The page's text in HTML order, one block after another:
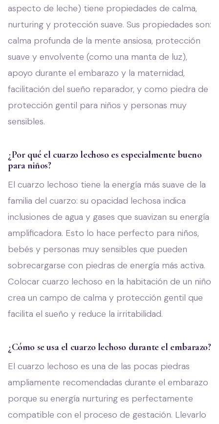
aspecto de leche) tiene propiedades de calma,
nurturing y protección suave. Sus propiedades son:
calma profunda de la mente ansiosa, protección
suave y envolvente (como una manta de luz),
apoyo durante el embarazo y la maternidad,
facilitación del sueño reparador, y como piedra de
protección gentil para niños y personas muy
sensibles.
¿Por qué el cuarzo lechoso es especialmente bueno
para niños?
El cuarzo lechoso tiene la energía más suave de la
familia del cuarzo: su opacidad lechosa indica
inclusiones de agua y gases que suavizan su energía
amplificadora. Esto lo hace perfecto para niños,
bebés y personas muy sensibles que pueden
sobrecargarse con piedras de energía más activa.
Colocar cuarzo lechoso en la habitación de un niño
crea un campo de calma y protección gentil que
facilita el sueño y reduce la irritabilidad.
¿Cómo se usa el cuarzo lechoso durante el embarazo?
El cuarzo lechoso es una de las pocas piedras
ampliamente recomendadas durante el embarazo
porque su energía nurturing es perfectamente
compatible con el proceso de gestación. Llevarlo